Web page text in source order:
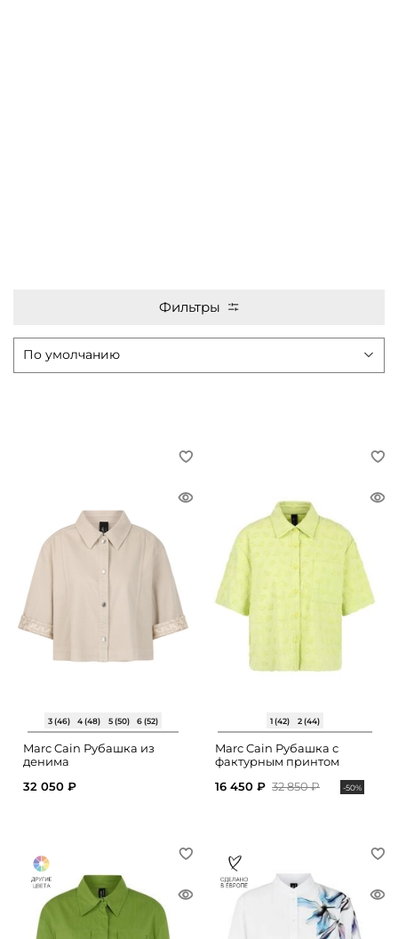
Фильтры
3 (46) 4 (48) 5 (50) 6 (52)
Marc Cain Рубашка из
денима
32 050 ₽
1 (42) 2 (44)
Marc Cain Рубашка с
фактурным принтом
16 450 ₽ 32 850 ₽ -50%